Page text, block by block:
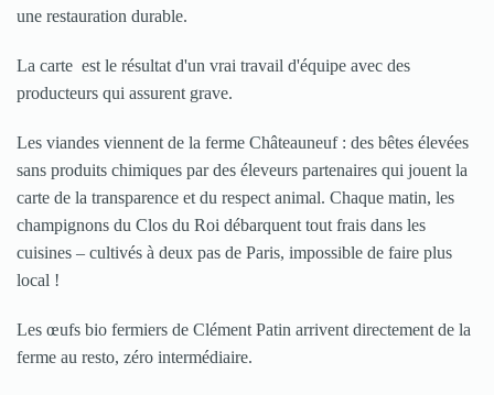
une restauration durable.
La carte est le résultat d'un vrai travail d'équipe avec des
producteurs qui assurent grave.
Les viandes viennent de la ferme Châteauneuf : des bêtes élevées
sans produits chimiques par des éleveurs partenaires qui jouent la
carte de la transparence et du respect animal. Chaque matin, les
champignons du Clos du Roi débarquent tout frais dans les
cuisines – cultivés à deux pas de Paris, impossible de faire plus
local !
Les œufs bio fermiers de Clément Patin arrivent directement de la
ferme au resto, zéro intermédiaire.